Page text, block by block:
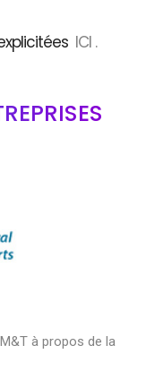
ICI .
à propos de la